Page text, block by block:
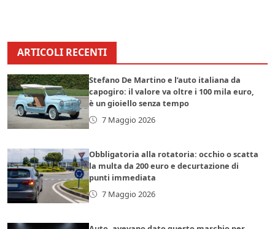
ARTICOLI RECENTI
Stefano De Martino e l’auto italiana da
capogiro: il valore va oltre i 100 mila euro,
è un gioiello senza tempo
7 Maggio 2026
Obbligatoria alla rotatoria: occhio o scatta
la multa da 200 euro e decurtazione di
punti immediata
7 Maggio 2026